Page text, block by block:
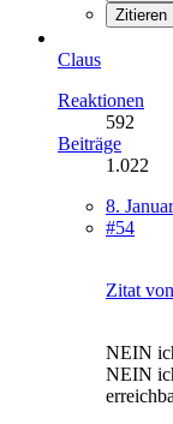
Zitieren
Claus
Reaktionen
592
Beiträge
1.022
8.
#54
Zitat
NEIN
NEIN